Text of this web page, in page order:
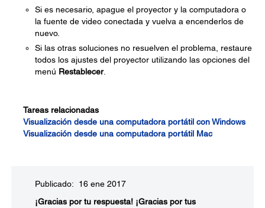
Si es necesario, apague el proyector y la computadora o
la fuente de video conectada y vuelva a encenderlos de
nuevo.
Si las otras soluciones no resuelven el problema, restaure
todos los ajustes del proyector utilizando las opciones del
menú Restablecer.
Tareas relacionadas
Visualización desde una computadora portátil con Windows
Visualización desde una computadora portátil Mac
Publicado: 16 ene 2017
¡Gracias por tu respuesta! ¡Gracias por tus